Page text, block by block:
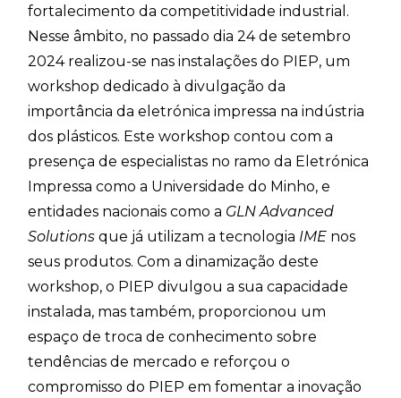
fortalecimento da competitividade industrial.
Nesse âmbito, no passado dia 24 de setembro
2024 realizou-se nas instalações do PIEP, um
workshop dedicado à divulgação da
importância da eletrónica impressa na indústria
dos plásticos. Este workshop contou com a
presença de especialistas no ramo da Eletrónica
Impressa como a Universidade do Minho, e
entidades nacionais como a GLN Advanced
Solutions que já utilizam a tecnologia IME nos
seus produtos. Com a dinamização deste
workshop, o PIEP divulgou a sua capacidade
instalada, mas também, proporcionou um
espaço de troca de conhecimento sobre
tendências de mercado e reforçou o
compromisso do PIEP em fomentar a inovação